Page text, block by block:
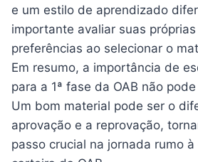
e um estilo de aprendizado
importante avaliar suas
preferências ao selecionar o
Em resumo, a importância de
para a 1ª fase da OAB não
Um bom material pode ser o
aprovação e a reprovação,
passo crucial na jornada rumo